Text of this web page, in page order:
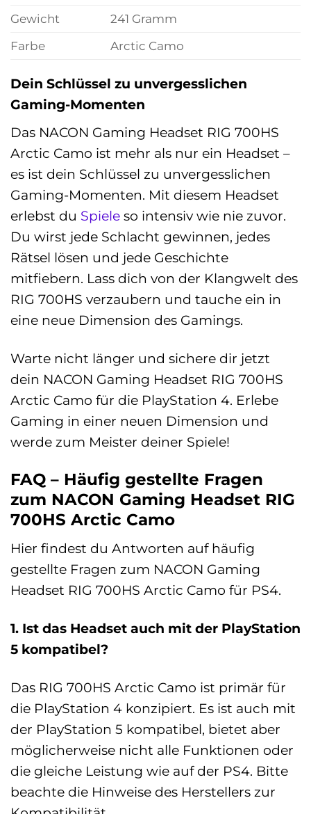
Gewicht
241 Gramm
Farbe
Arctic Camo
Dein Schlüssel zu unvergesslichen
Gaming-Momenten
Das NACON Gaming Headset RIG 700HS
Arctic Camo ist mehr als nur ein Headset –
es ist dein Schlüssel zu unvergesslichen
Gaming-Momenten. Mit diesem Headset
erlebst du Spiele so intensiv wie nie zuvor.
Du wirst jede Schlacht gewinnen, jedes
Rätsel lösen und jede Geschichte
mitfiebern. Lass dich von der Klangwelt des
RIG 700HS verzaubern und tauche ein in
eine neue Dimension des Gamings.
Warte nicht länger und sichere dir jetzt
dein NACON Gaming Headset RIG 700HS
Arctic Camo für die PlayStation 4. Erlebe
Gaming in einer neuen Dimension und
werde zum Meister deiner Spiele!
FAQ – Häufig gestellte Fragen
zum NACON Gaming Headset RIG
700HS Arctic Camo
Hier findest du Antworten auf häufig
gestellte Fragen zum NACON Gaming
Headset RIG 700HS Arctic Camo für PS4.
1. Ist das Headset auch mit der PlayStation
5 kompatibel?
Das RIG 700HS Arctic Camo ist primär für
die PlayStation 4 konzipiert. Es ist auch mit
der PlayStation 5 kompatibel, bietet aber
möglicherweise nicht alle Funktionen oder
die gleiche Leistung wie auf der PS4. Bitte
beachte die Hinweise des Herstellers zur